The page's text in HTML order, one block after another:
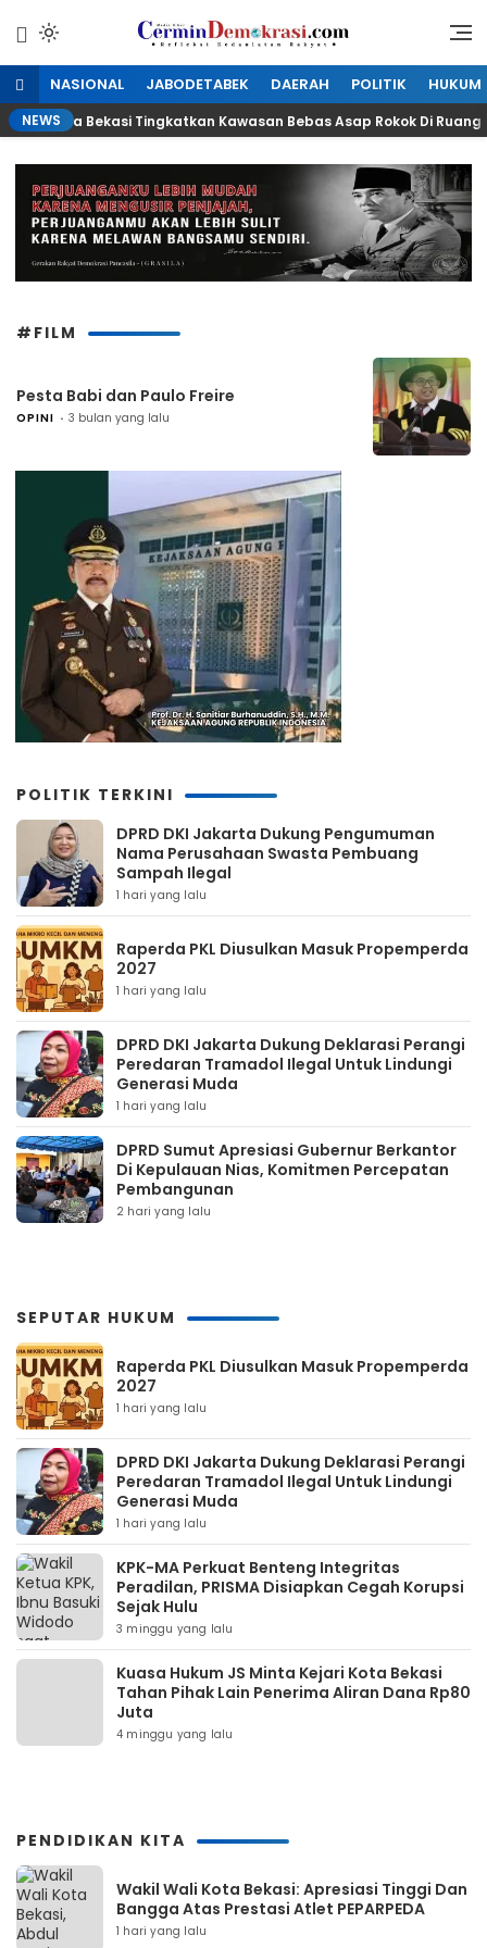
konten
CerminDemokrasi.com
Refleksi Kedaulatan Rakyat
NASIONAL JABODETABEK DAERAH POLITIK HUKUM
NEWS Bekasi Tingkatkan Kawasan Bebas Asap Rokok Di Ruang
#FILM
Pesta Babi dan Paulo Freire
OPINI 3 bulan yang lalu
POLITIK TERKINI
DPRD DKI Jakarta Dukung Pengumuman
Nama Perusahaan Swasta Pembuang
Sampah Ilegal
1 hari yang lalu
Raperda PKL Diusulkan Masuk Propemperda
2027
1 hari yang lalu
DPRD DKI Jakarta Dukung Deklarasi Perangi
Peredaran Tramadol Ilegal Untuk Lindungi
Generasi Muda
1 hari yang lalu
DPRD Sumut Apresiasi Gubernur Berkantor
Di Kepulauan Nias, Komitmen Percepatan
Pembangunan
2 hari yang lalu
SEPUTAR HUKUM
Raperda PKL Diusulkan Masuk Propemperda
2027
1 hari yang lalu
DPRD DKI Jakarta Dukung Deklarasi Perangi
Peredaran Tramadol Ilegal Untuk Lindungi
Generasi Muda
1 hari yang lalu
KPK-MA Perkuat Benteng Integritas
Peradilan, PRISMA Disiapkan Cegah Korupsi
Sejak Hulu
3 minggu yang lalu
Kuasa Hukum JS Minta Kejari Kota Bekasi
Tahan Pihak Lain Penerima Aliran Dana Rp80
Juta
4 minggu yang lalu
PENDIDIKAN KITA
Wakil Wali Kota Bekasi: Apresiasi Tinggi Dan
Bangga Atas Prestasi Atlet PEPARPEDA
1 hari yang lalu